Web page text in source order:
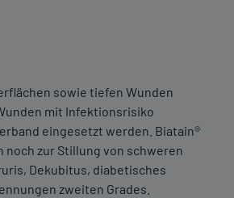
sowie tiefen Wunden
mit Infektionsrisiko
eingesetzt werden. Biatain®
zur Stillung von schweren
Dekubitus, diabetisches
zweiten Grades.